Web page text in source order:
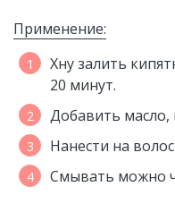
Применение:
Хну залить
20 минут.
Добавить
Нанести на
Смывать можно